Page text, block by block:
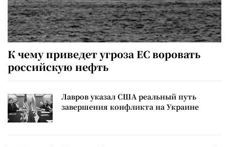
К чему приведет угроза ЕС воровать
российскую нефть
Лавров указал США реальный путь
завершения конфликта на Украине